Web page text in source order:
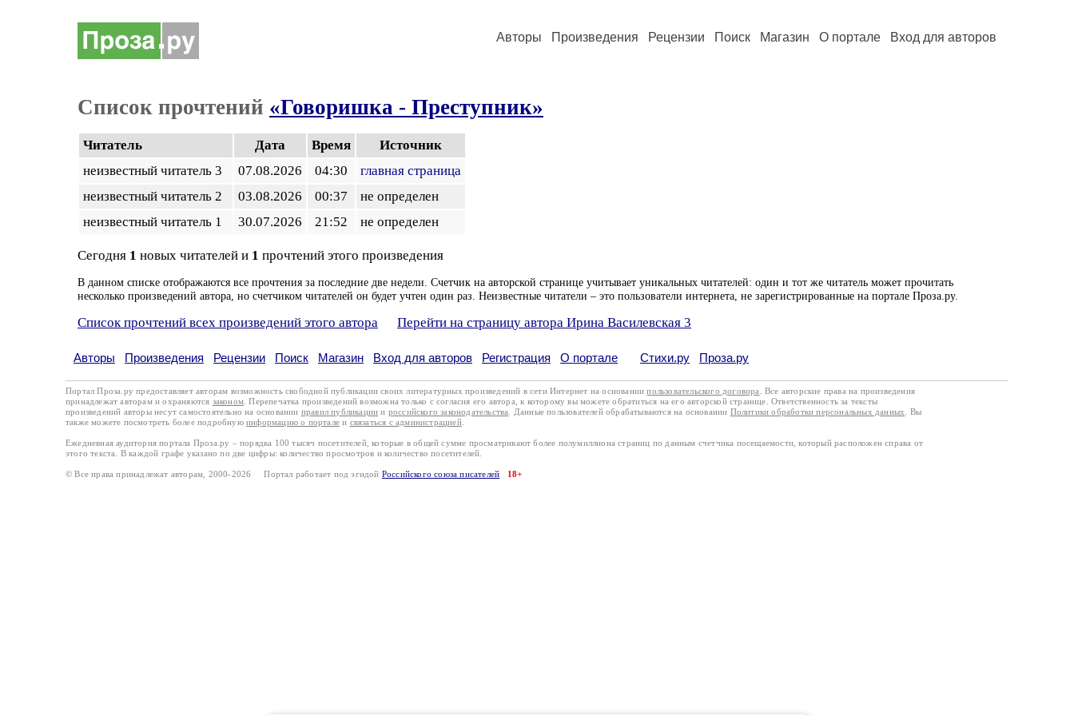
Авторы Произведения Рецензии Поиск Магазин О портале Вход для авторов
Список прочтений «Говоришка - Преступник»
Читатель Дата Время
Источник
неизвестный читатель 3
07.08.2026 04:30
главная страница
неизвестный читатель 2
03.08.2026 00:37
не определен
неизвестный читатель 1
30.07.2026 21:52 не определен
Сегодня 1 новых читателей и 1 прочтений этого произведения
В данном списке отображаются все прочтения за последние две недели. Счетчик на авторской странице учитывает уникальных читателей: один и тот же читатель может прочитать
несколько произведений автора, но счетчиком читателей он будет учтен один раз. Неизвестные читатели – это пользователи интернета, не зарегистрированные на портале Проза.ру.
Список прочтений всех произведений этого автора Перейти на страницу автора Ирина Василевская 3
Авторы Произведения Рецензии Поиск Магазин Вход для авторов Регистрация О портале Стихи.ру Проза.ру
Портал Проза.ру предоставляет авторам возможность свободной публикации своих литературных произведений в сети Интернет на основаниипользовательского договора
. Все авторские права на произведения
принадлежат авторам и охраняются законом . Перепечатка произведений возможна только с согласия его автора, к которому вы можете обратиться на его авторской странице. Ответственность за тексты
произведений авторы несут самостоятельно на основании правил публикации и российского законодательства . Данные пользователей обрабатываются на основании Политики обработки персональных данных
. Вы
также можете посмотреть более подробную информацию о портале и связаться с администрацией.
Ежедневная аудитория портала Проза.ру – порядка 100 тысяч посетителей, которые в общей сумме просматривают более полумиллиона страниц по данным счетчика посещаемости, который расположен справа от
этого текста. В каждой графе указано по две цифры: количество просмотров и количество посетителей.
© Все права принадлежат авторам, 2000-2026 Портал работает под эгидой Российского союза писателей 18+